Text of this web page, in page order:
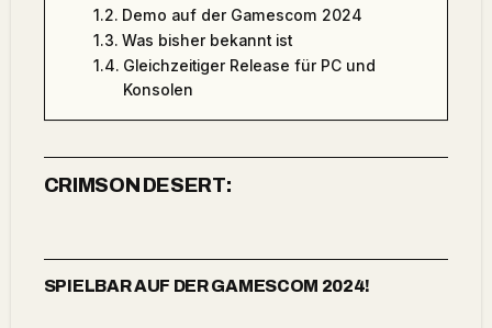
Demo auf der Gamescom 2024
Was bisher bekannt ist
Gleichzeitiger Release für PC und
Konsolen
CRIMSON DESERT:
SPIELBAR AUF DER GAMESCOM 2024!